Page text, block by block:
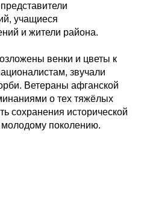
учащиеся
и жители района.
венки и цветы к
звучали
Ветераны афганской
о тех тяжёлых
сохранения исторической
поколению.